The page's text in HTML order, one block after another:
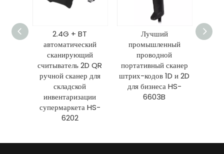
2D
2.4G + BT
автоматический
сканирующий
считыватель 2D QR
ручной сканер для
складской
инвентаризации
супермаркета HS-
6202
Лучший
промышленный
проводной
портативный сканер
штрих-кодов 1D и 2D
для бизнеса HS-
6603B